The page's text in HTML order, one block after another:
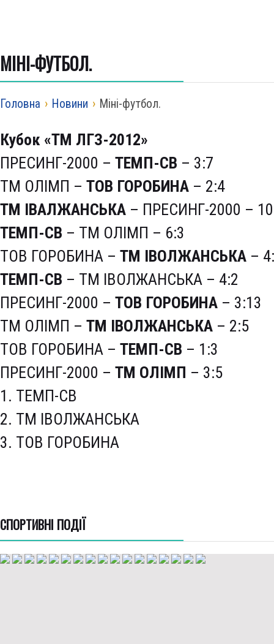
МІНІ-ФУТБОЛ.
Головна › Новини › Міні-футбол.
Кубок «ТМ ЛГЗ-2012»
ПРЕСИНГ-2000 – ТЕМП-СВ – 3:7
ТМ ОЛІМП – ТОВ ГОРОБИНА – 2:4
ТМ ІВАЛЖАНСЬКА – ПРЕСИНГ-2000 –
ТЕМП-СВ – ТМ ОЛІМП – 6:3
ТОВ ГОРОБИНА – ТМ ІВОЛЖАНСЬКА –
ТЕМП-СВ – ТМ ІВОЛЖАНСЬКА – 4:2
ПРЕСИНГ-2000 – ТОВ ГОРОБИНА – 3:13
ТМ ОЛІМП – ТМ ІВОЛЖАНСЬКА – 2:5
ТОВ ГОРОБИНА – ТЕМП-СВ – 1:3
ПРЕСИНГ-2000 – ТМ ОЛІМП – 3:5
1. ТЕМП-СВ
2. ТМ ІВОЛЖАНСЬКА
3. ТОВ ГОРОБИНА
СПОРТИВНI ПОДІЇ